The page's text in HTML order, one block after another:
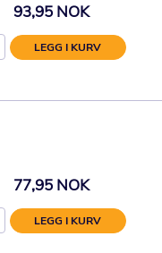
93,95 NOK
LEGG I KURV
77,95 NOK
LEGG I KURV